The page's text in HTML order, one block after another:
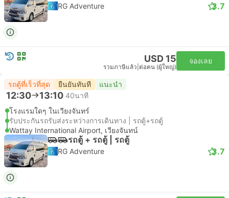
RG Adventure 3.7
USD 15
รวมภาษีแล้ว ต่อคน (ผู้ใหญ่)
จองเลย
รถตู้ที่เร็วที่สุด ยืนยันทันที แนะนำ
12:30 13:10 40นาที
โรงแรมใดๆ ในเวียงจันทร์
รับประกันรถรับส่งระหว่างการเดินทาง | รถตู้+รถตู้
Wattay International Airport, เวียงจันทน์
รถตู้ + รถตู้ | รถตู้
RG Adventure 3.7